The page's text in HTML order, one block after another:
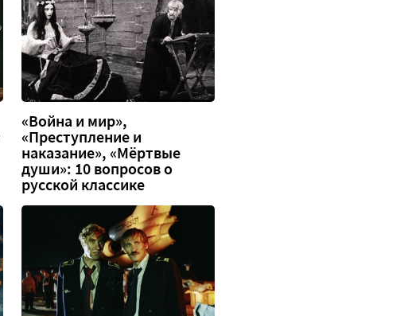
«Война и мир»,
«Преступление и
наказание», «Мёртвые
души»: 10 вопросов о
русской классике